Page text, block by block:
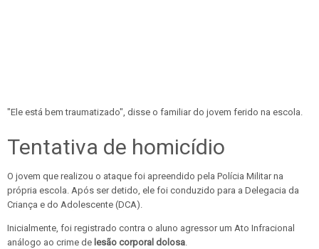
"Ele está bem traumatizado", disse o familiar do jovem ferido na escola.
Tentativa de homicídio
O jovem que realizou o ataque foi apreendido pela Polícia Militar na
própria escola. Após ser detido, ele foi conduzido para a Delegacia da
Criança e do Adolescente (DCA).
Inicialmente, foi registrado contra o aluno agressor um Ato Infracional
análogo ao crime de lesão corporal dolosa.